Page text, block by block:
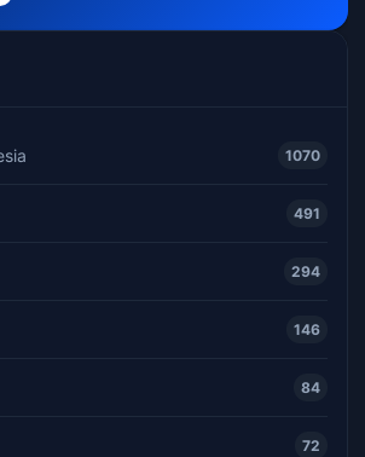
1070
491
294
146
84
72